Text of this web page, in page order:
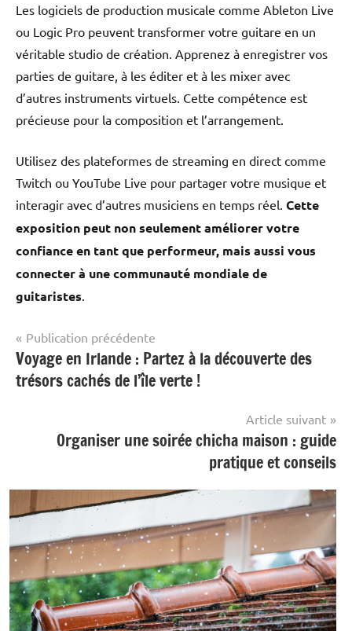
Les logiciels de production musicale comme Ableton Live
ou Logic Pro peuvent transformer votre guitare en un
véritable studio de création. Apprenez à enregistrer vos
parties de guitare, à les éditer et à les mixer avec
d’autres instruments virtuels. Cette compétence est
précieuse pour la composition et l’arrangement.
Utilisez des plateformes de streaming en direct comme
Twitch ou YouTube Live pour partager votre musique et
interagir avec d’autres musiciens en temps réel. Cette
exposition peut non seulement améliorer votre
confiance en tant que performeur, mais aussi vous
connecter à une communauté mondiale de
guitaristes
Actualité
Navigation
de
l’article
Publication précédente
Voyage en Irlande : Partez à la découverte des
trésors cachés de l’île verte !
Article suivant
Organiser une soirée chicha maison : guide
pratique et conseils